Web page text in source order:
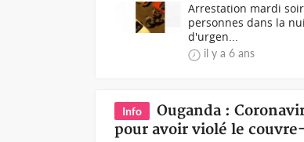
Arrestation mardi
personnes dans la
d'urgen...
il y a 6 ans
Info
Ouganda :
pour avoir violé le